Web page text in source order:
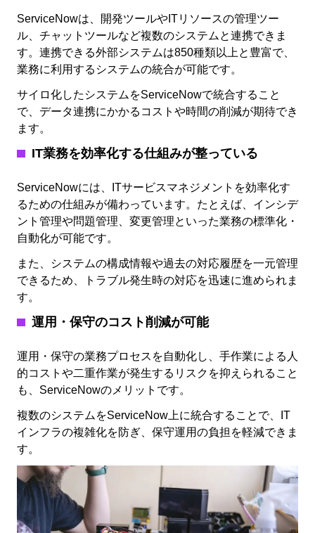
ServiceNowは、開発ツールやITリソースの管理ツー
ル、チャットツールなど複数のシステムと連携できま
す。連携できる外部システムは850種類以上と豊富で、
業務に利用するシステムの統合が可能です。
サイロ化したシステムをServiceNowで統合すること
で、データ連携にかかるコストや時間の削減が期待でき
ます。
IT業務を効率化する仕組みが整っている
ServiceNowには、ITサービスマネジメントを効率化す
るための仕組みが備わっています。たとえば、インシデ
ント管理や問題管理、変更管理といった業務の標準化・
自動化が可能です。
また、システムの構成情報や過去の対応履歴を一元管理
できるため、トラブル発生時の対応を迅速に進められま
す。
運用・保守のコスト削減が可能
運用・保守の業務プロセスを自動化し、手作業による人
的コストや二重作業が発生するリスクを抑えられること
も、ServiceNowのメリットです。
複数のシステムをServiceNow上に統合することで、IT
インフラの複雑化を防ぎ、保守運用の負担を軽減できま
す。